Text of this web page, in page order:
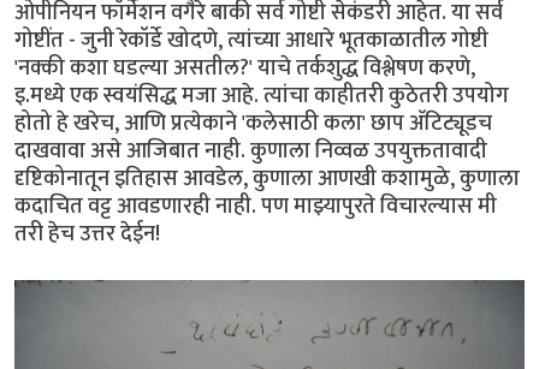
ओपीनियन फॉर्मेशन वगैरे बाकी सर्व गोष्टी सेकंडरी आहेत. या सर्व
गोष्टींत - जुनी रेकॉर्डे खोदणे, त्यांच्या आधारे भूतकाळातील गोष्टी
'नक्की कशा घडल्या असतील?' याचे तर्कशुद्ध विश्लेषण करणे,
इ.मध्ये एक स्वयंसिद्ध मजा आहे. त्यांचा काहीतरी कुठेतरी उपयोग
होतो हे खरेच, आणि प्रत्येकाने 'कलेसाठी कला' छाप अ‍ॅटिट्यूडच
दाखवावा असे आजिबात नाही. कुणाला निव्वळ उपयुक्ततावादी
दृष्टिकोनातून इतिहास आवडेल, कुणाला आणखी कशामुळे, कुणाला
कदाचित वट्ट आवडणारही नाही. पण माझ्यापुरते विचारल्यास मी
तरी हेच उत्तर देईन!